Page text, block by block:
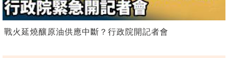
戰火延燒釀原油供應中斷？行政院開記者會